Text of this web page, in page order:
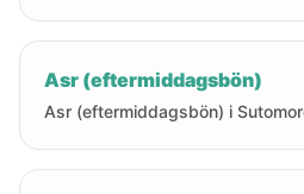
Asr (eftermiddagsbön)
Asr (eftermiddagsbön) i